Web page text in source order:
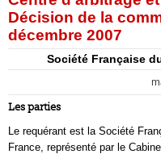
Décision de la
décembre 2007
Société Française
Les parties
Le requérant est la Société
France, représenté par le